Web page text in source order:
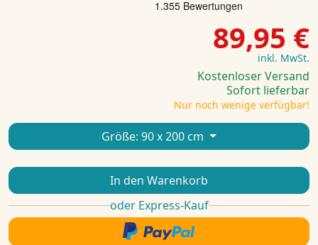
89,95 €
inkl. MwSt.
Kostenloser Versand
Sofort lieferbar
Nur noch wenige verfügbar!
Größe: 90 x 200 cm
In den Warenkorb
oder Express-Kauf